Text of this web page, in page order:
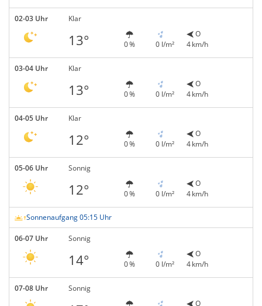
02-03 Uhr Klar
13° 0 % 0 l/m²
O
4 km/h
03-04 Uhr Klar
13° 0 % 0 l/m²
O
4 km/h
04-05 Uhr Klar
12° 0 % 0 l/m²
O
4 km/h
05-06 Uhr Sonnig
12° 0 % 0 l/m²
O
4 km/h
Sonnenaufgang 05:15 Uhr
06-07 Uhr Sonnig
14° 0 % 0 l/m²
O
4 km/h
07-08 Uhr Sonnig
O